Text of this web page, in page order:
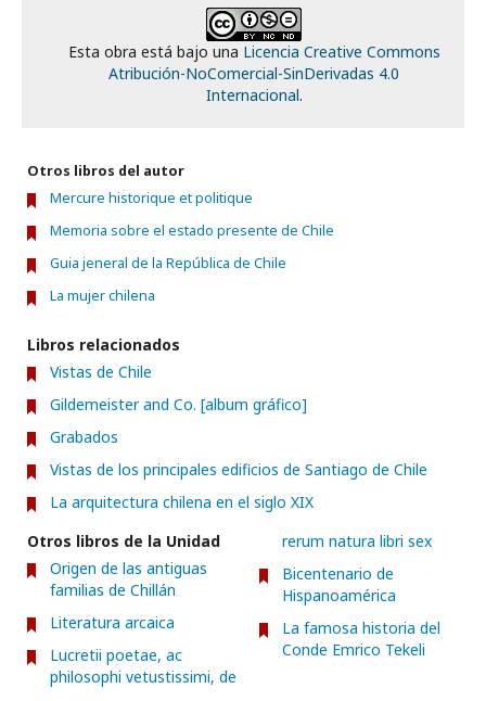
Esta obra está bajo una Licencia Creative Commons
Atribución-NoComercial-SinDerivadas 4.0
Internacional.
Otros libros del autor
Mercure historique et politique
Memoria sobre el estado presente de Chile
Guia jeneral de la República de Chile
La mujer chilena
Libros relacionados
Vistas de Chile
Gildemeister and Co. [album gráfico]
Grabados
Vistas de los principales edificios de Santiago de Chile
La arquitectura chilena en el siglo XIX
Otros libros de la Unidad
Origen de las antiguas
familias de Chillán
Literatura arcaica
Lucretii poetae, ac
philosophi vetustissimi, de
rerum natura libri sex
Bicentenario de
Hispanoamérica
La famosa historia del
Conde Emrico Tekeli